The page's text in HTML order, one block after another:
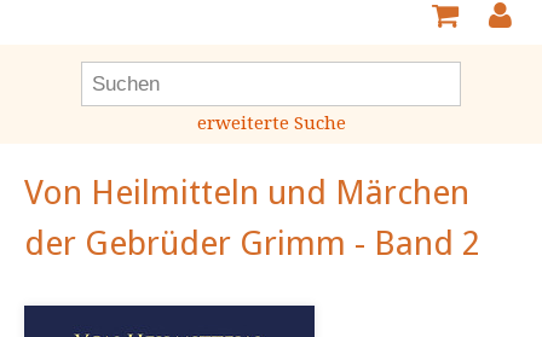
erweiterte Suche
Von Heilmitteln und Märchen
der Gebrüder Grimm - Band 2